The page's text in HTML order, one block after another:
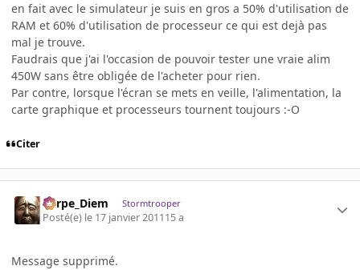
en fait avec le simulateur je suis en gros a 50% d'utilisation de
RAM et 60% d'utilisation de processeur ce qui est dejà pas
mal je trouve.
Faudrais que j'ai l'occasion de pouvoir tester une vraie alim
450W sans être obligée de l'acheter pour rien.
Par contre, lorsque l'écran se mets en veille, l'alimentation, la
carte graphique et processeurs tournent toujours :-O
Citer
Carpe_Diem Stormtrooper
Posté(e) le 17 janvier 201115 a
Message supprimé.